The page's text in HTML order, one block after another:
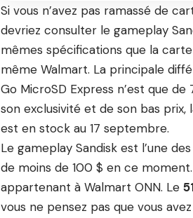
Si vous n’avez pas ramassé de
devriez consulter le gameplay
mêmes spécifications que la
même Walmart. La principale
Go MicroSD Express n’est que
son exclusivité et de son bas prix,
est en stock au 17 septembre.
Le gameplay Sandisk est l’une
de moins de 100 $ en ce
appartenant à Walmart ONN. Le
vous ne pensez pas que vous